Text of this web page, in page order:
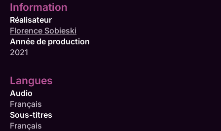
Information
Réalisateur
Florence Sobieski
Année de production
2021
Langues
Audio
Français
Sous-titres
Français